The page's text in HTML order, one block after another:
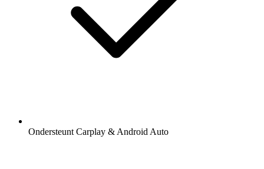
Ondersteunt Carplay & Android Auto